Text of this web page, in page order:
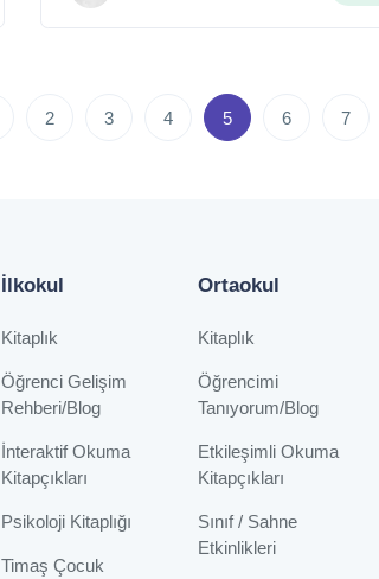
2 3 4 5 6 7
İlkokul
Kitaplık
Öğrenci Gelişim
Rehberi/Blog
İnteraktif Okuma
Kitapçıkları
Psikoloji Kitaplığı
Timaş Çocuk
Ortaokul
Kitaplık
Öğrencimi
Tanıyorum/Blog
Etkileşimli Okuma
Kitapçıkları
Sınıf / Sahne
Etkinlikleri